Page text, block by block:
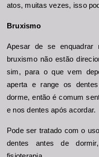
atos, muitas vezes, isso
Bruxismo
Apesar de se enquadrar
bruxismo não estão
sim, para o que vem
aperta e range os
dorme, então é comum
e nos dentes após acordar.
Pode ser tratado com o
dentes antes de